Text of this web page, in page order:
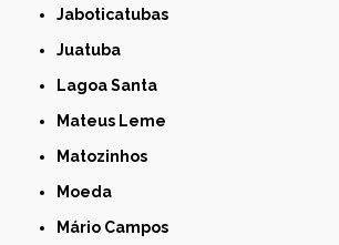
Jaboticatubas
Juatuba
Lagoa Santa
Mateus Leme
Matozinhos
Moeda
Mário Campos